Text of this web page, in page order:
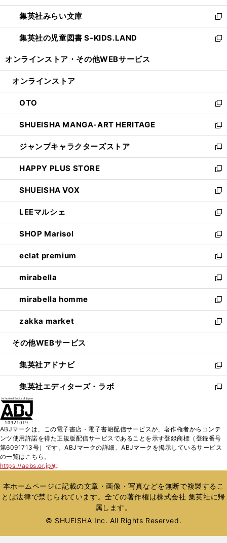
開
く
ウ
で
開
く
ン
ド
ウ
で
ウ
ィ
ン
ド
開
集英社みらい文庫
新
し
い
ン
ウ
で
開
く
集英社の児童図書 S-KIDS.LAND
新
ウ
ン
ド
ウ
で
開
く
オンラインストア・ その他WEBサービス
オンラインストア
OTO
新
し
い
ウ
ィ
ン
ド
ウ
で
開
く
SHUEISHA MANGA-ART HERITAGE
新
し
い
ウ
ィ
ン
ド
ウ
で
開
く
ジャンプキャラクターズストア
新
し
い
ウ
ィ
ン
ド
ウ
で
開
く
HAPPY PLUS STORE
新
し
い
ウ
ィ
ン
ド
ウ
で
開
く
SHUEISHA VOX
新
し
い
ウ
ィ
ン
ド
ウ
で
開
く
LEEマルシェ
新
し
い
ウ
ィ
ン
ド
ウ
で
開
く
SHOP Marisol
新
し
い
ウ
ィ
ン
ド
ウ
で
開
eclat premium
新
し
い
ウ
ィ
ン
ド
ウ
開
く
mirabella
新
し
い
ウ
ィ
ン
ウ
で
開
く
mirabella homme
新
し
い
ウ
ン
ド
ウ
で
zakka market
新
し
ウ
ィ
ン
ド
く
その他WEBサービス
集英社アドナビ
新
し
い
ド
ウ
で
集英社エディターズ・ラボ
新
ィ
ン
ド
開
く
ABJマークは、この電子書店・電子書籍配信サービスが、著作権者からコンテ
ンツ使用許諾を得た正規版配信サービスであることを示す登録商標（登録番号
第6091713号）です。ABJマークの詳細、ABJマークを掲示しているサービス
の一覧はこちら。
https://aebs.or.jp/
新
い
ウ
ィ
ウ
本ホームページに記載の文章・画像・写真などを無断で複製するこ
とは法律で禁じられています。全ての著作権は株式会社 集英社に帰
属します。
© SHUEISHA Inc. All Rights Reserved.